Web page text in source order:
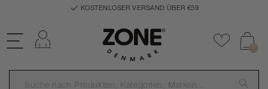
KOSTENLOSER VERSAND ÜBER €59
Zu